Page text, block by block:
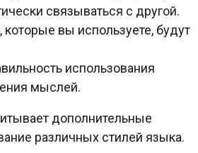
связываться с другой.
вы используете, будут
использования
мыслей.
дополнительные
различных стилей языка.